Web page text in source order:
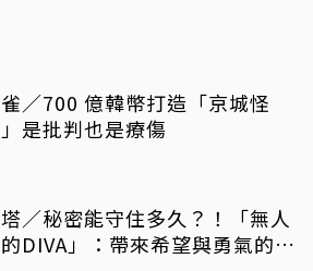
／700 億韓幣打造「京城怪
是批判也是療傷
／秘密能守住多久？！「無人
DIVA」：帶來希望與勇氣的反